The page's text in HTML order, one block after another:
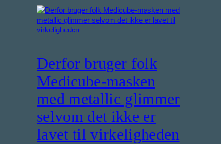
Derfor bruger folk
Medicube-masken
med metallic glimmer
selvom det ikke er
lavet til virkeligheden